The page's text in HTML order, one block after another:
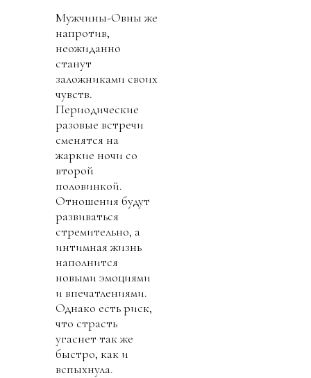
Мужчины-Овны же
напротив,
неожиданно
станут
заложниками своих
чувств.
Периодические
разовые встречи
сменятся на
жаркие ночи со
второй
половинкой.
Отношения будут
развиваться
стремительно, а
интимная жизнь
наполнится
новыми эмоциями
и впечатлениями.
Однако есть риск,
что страсть
угаснет так же
быстро, как и
вспыхнула.